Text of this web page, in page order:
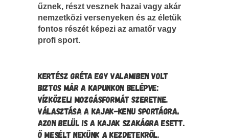
űznek, részt vesznek hazai vagy akár
nemzetközi versenyeken és az életük
fontos részét képezi az amatőr vagy
profi sport.
KERTÉSZ GRÉTA EGY VALAMIBEN VOLT
BIZTOS MÁR A KAPUNKON BELÉPVE:
VÍZKÖZELI MOZGÁSFORMÁT SZERETNE.
VÁLASZTÁSA A KAJAK-KENU SPORTÁGRA,
AZON BELÜL IS A KAJAK SZAKÁGRA ESETT.
Ő MESÉLT NEKÜNK A KEZDETEKRŐL.